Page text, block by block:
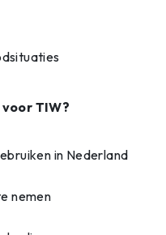
TIW?
in Nederland
nemen